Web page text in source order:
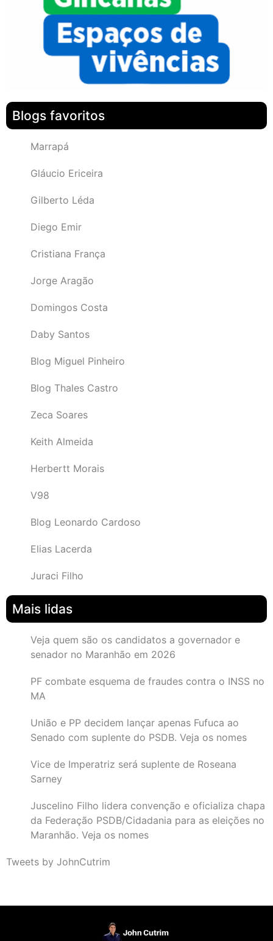
Blogs favoritos
Marrapá
Gláucio Ericeira
Gilberto Léda
Diego Emir
Cristiana França
Jorge Aragão
Domingos Costa
Daby Santos
Blog Miguel Pinheiro
Blog Thales Castro
Zeca Soares
Keith Almeida
Herbertt Morais
V98
Blog Leonardo Cardoso
Elias Lacerda
Juraci Filho
Mais lidas
Veja quem são os candidatos a governador e
senador no Maranhão em 2026
PF combate esquema de fraudes contra o INSS no
MA
União e PP decidem lançar apenas Fufuca ao
Senado com suplente do PSDB. Veja os nomes
Vice de Imperatriz será suplente de Roseana
Sarney
Juscelino Filho lidera convenção e oficializa chapa
da Federação PSDB/Cidadania para as eleições no
Maranhão. Veja os nomes
Tweets by JohnCutrim